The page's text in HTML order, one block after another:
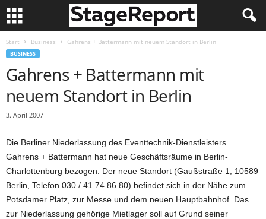
Start Business Gahrens + Battermann mit neuem Standort in Berlin
BUSINESS
Gahrens + Battermann mit
neuem Standort in Berlin
3. April 2007
Die Berliner Niederlassung des Eventtechnik-Dienstleisters
Gahrens + Battermann hat neue Geschäftsräume in Berlin-
Charlottenburg bezogen. Der neue Standort (Gaußstraße 1, 10589
Berlin, Telefon 030 / 41 74 86 80) befindet sich in der Nähe zum
Potsdamer Platz, zur Messe und dem neuen Hauptbahnhof. Das
zur Niederlassung gehörige Mietlager soll auf Grund seiner